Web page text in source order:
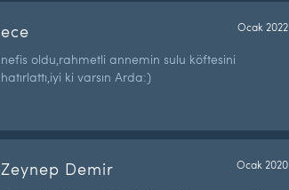
ece Ocak 2022
nefis oldu,rahmetli annemin sulu köftesini
hatırlattı,iyi ki varsın Arda:)
Zeynep Demir Ocak 2020